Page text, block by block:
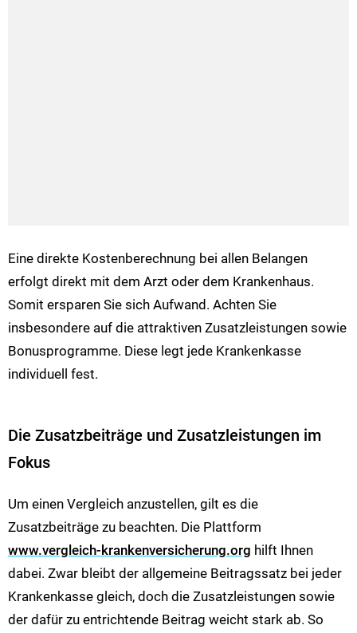
Eine direkte Kostenberechnung bei allen Belangen
erfolgt direkt mit dem Arzt oder dem Krankenhaus.
Somit ersparen Sie sich Aufwand. Achten Sie
insbesondere auf die attraktiven Zusatzleistungen sowie
Bonusprogramme. Diese legt jede Krankenkasse
individuell fest.
Die Zusatzbeiträge und Zusatzleistungen im
Fokus
Um einen Vergleich anzustellen, gilt es die
Zusatzbeiträge zu beachten. Die Plattform
www.vergleich-krankenversicherung.org hilft Ihnen
dabei. Zwar bleibt der allgemeine Beitragssatz bei jeder
Krankenkasse gleich, doch die Zusatzleistungen sowie
der dafür zu entrichtende Beitrag weicht stark ab. So